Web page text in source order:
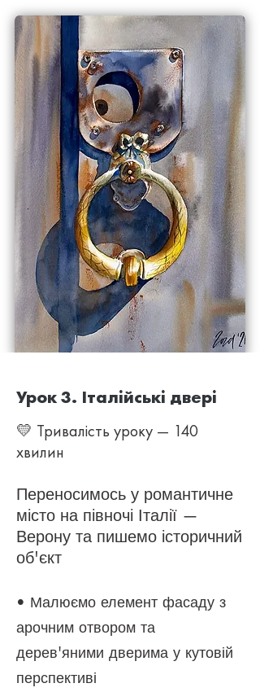
Урок 3. Італійські двері
💛 Тривалість уроку — 140
хвилин
Переносимось у романтичне
місто на півночі Італії —
Верону та пишемо історичний
об'єкт
• Малюємо елемент фасаду з
арочним отвором та
дерев'яними дверима у кутовій
перспективі